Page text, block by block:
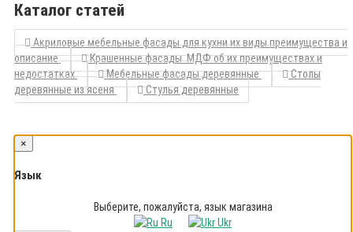
Каталог статей
Акриловые мебельные фасады для кухни их виды преимущества и
описание
Крашенные фасады МДФ об их преимуществах и
недостатках
Мебельные фасады деревянные
Столы
деревянные из ясеня
Стулья деревянные
×
Язык
Выберите, пожалуйста, язык магазина
Ru
Ukr